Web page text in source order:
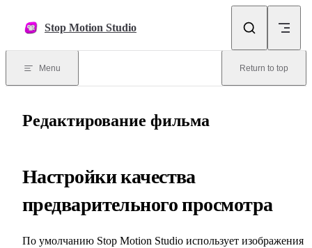
Stop Motion Studio
Menu Return to top
Редактирование фильма
Настройки качества
предварительного просмотра
По умолчанию Stop Motion Studio использует изображения